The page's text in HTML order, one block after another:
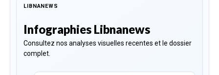
LIBNANEWS
Infographies Libnanews
Consultez nos analyses visuelles recentes et le dossier
complet.